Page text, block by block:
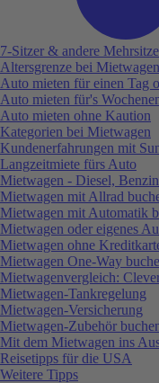
7-Sitzer & andere
Altersgrenze bei Mietwagen
Auto mieten für einen Tag
Auto mieten für's
Auto mieten ohne Kaution
Kategorien bei Mietwagen
Kundenerfahrungen mit
Langzeitmiete fürs Auto
Mietwagen - Diesel,
Mietwagen mit Allrad
Mietwagen mit Automatik
Mietwagen oder eigenes
Mietwagen ohne
Mietwagen One-Way
Mietwagenvergleich:
Mietwagen-Tankregelung
Mietwagen-Versicherung
Mietwagen-Zubehör
Mit dem Mietwagen ins
Reisetipps für die USA
Weitere Tipps